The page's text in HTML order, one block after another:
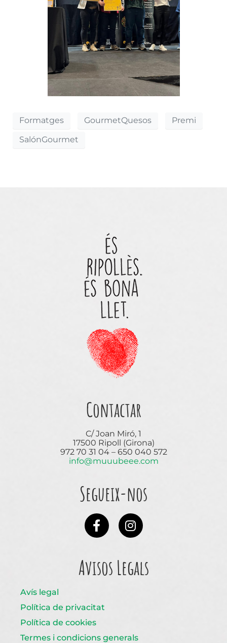
Formatges GourmetQuesos Premi
SalónGourmet
Contactar
C/ Joan Miró, 1
17500 Ripoll (Girona)
972 70 31 04 – 650 040 572
info@muuubeee.com
Segueix-nos
Avisos Legals
Avís legal
Política de privacitat
Política de cookies
Termes i condicions generals